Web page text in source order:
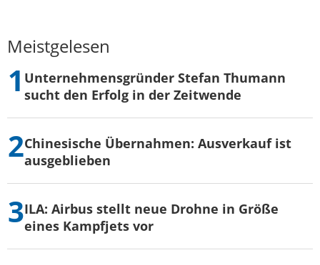
Meistgelesen
Unternehmensgründer Stefan Thumann
sucht den Erfolg in der Zeitwende
Chinesische Übernahmen: Ausverkauf ist
ausgeblieben
ILA: Airbus stellt neue Drohne in Größe
eines Kampfjets vor